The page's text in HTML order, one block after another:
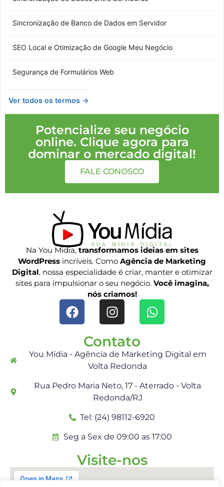
Sincronização de Banco de Dados em Servidor
SEO Local e Otimização de Google Meu Negócio
Segurança de Formulários Web
Ver todos os termos →
Potencialize seu negócio
online. Clique agora para
dominar o mercado digital!
FALE CONOSCO
Na You Midia,transformamos ideias em sites
WordPress incríveis. Como Agência de Marketing
Digital, nossa especialidade é criar, manter e otimizar
sites para impulsionar o seu negócio. Você imagina,
nós criamos!
Contato
You Mídia - Agência de Marketing Digital em
Volta Redonda
Rua Pedro Maria Neto, 17 - Aterrado - Volta
Redonda/RJ
Tel: (24) 98112-6920
Seg a Sex de 09:00 as 17:00
Visite-nos